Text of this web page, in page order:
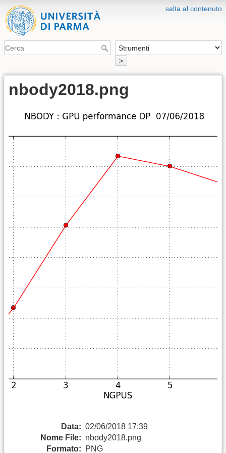
salta al contenuto
>
nbody2018.png
Data: 02/06/2018 17:39
Nome File: nbody2018.png
Formato:
PNG